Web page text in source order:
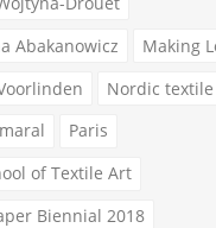
Abakanowicz
Making
Nordic
Paris
of Textile Art
Biennial 2018